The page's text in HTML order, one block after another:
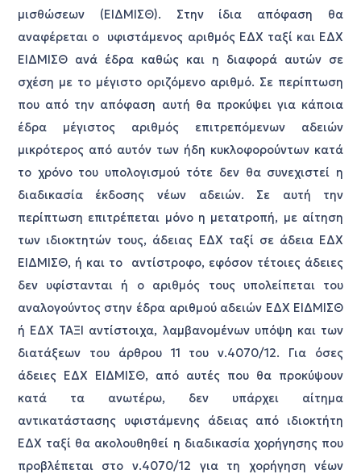
μισθώσεων (ΕΙΔΜΙΣΘ). Στην ίδια απόφαση θα
αναφέρεται ο υφιστάμενος αριθμός ΕΔΧ ταξί και ΕΔΧ
ΕΙΔΜΙΣΘ ανά έδρα καθώς και η διαφορά αυτών σε
σχέση με το μέγιστο οριζόμενο αριθμό. Σε περίπτωση
που από την απόφαση αυτή θα προκύψει για κάποια
έδρα μέγιστος αριθμός επιτρεπόμενων αδειών
μικρότερος από αυτόν των ήδη κυκλοφορούντων κατά
το χρόνο του υπολογισμού τότε δεν θα συνεχιστεί η
διαδικασία έκδοσης νέων αδειών. Σε αυτή την
περίπτωση επιτρέπεται μόνο η μετατροπή, με αίτηση
των ιδιοκτητών τους, άδειας ΕΔΧ ταξί σε άδεια ΕΔΧ
ΕΙΔΜΙΣΘ, ή και το αντίστροφο, εφόσον τέτοιες άδειες
δεν υφίστανται ή ο αριθμός τους υπολείπεται του
αναλογούντος στην έδρα αριθμού αδειών ΕΔΧ ΕΙΔΜΙΣΘ
ή ΕΔΧ ΤΑΞΙ αντίστοιχα, λαμβανομένων υπόψη και των
διατάξεων του άρθρου 11 του ν.4070/12. Για όσες
άδειες ΕΔΧ ΕΙΔΜΙΣΘ, από αυτές που θα προκύψουν
κατά τα ανωτέρω, δεν υπάρχει αίτημα
αντικατάστασης υφιστάμενης άδειας από ιδιοκτήτη
ΕΔΧ ταξί θα ακολουθηθεί η διαδικασία χορήγησης που
προβλέπεται στο ν.4070/12 για τη χορήγηση νέων